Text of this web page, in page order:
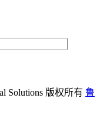
Solutions 版权所有 鲁